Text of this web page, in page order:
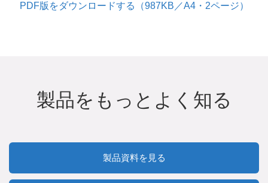
PDF版をダウンロードする（987KB／A4・2ページ）
製品をもっとよく知る
製品資料を見る